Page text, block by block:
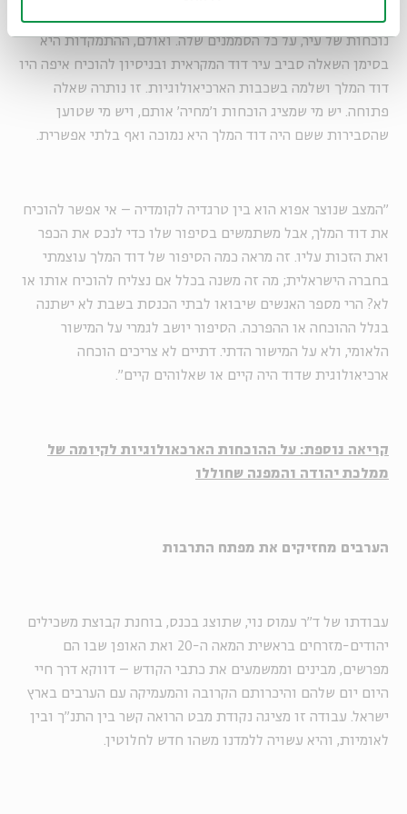
שנקרא חניון גבעתי. אין ספק שיש שם שרידים שמעידים על
נוכחות של עיר, על כל הסממנים שלה. ואולם, ההתמקדות היא
בסימן השאלה סביב עיר דוד המקראית ובניסיון להוכיח איפה היו
דוד המלך ושלמה בשכבות הארכיאולוגיות. זו נותרה שאלה
פתוחה. יש מי שמציג הוכחות ו׳מחיה׳ אותם, ויש מי שטוען
שהסבירות ששם היה דוד המלך היא נמוכה ואף בלתי אפשרית.
"המצב שנוצר אפוא הוא בין טרגדיה לקומדיה – אי אפשר להוכיח
את דוד המלך, אבל משתמשים בסיפור שלו כדי לנכס את הכפר
ואת הזכות עליו. זה מראה כמה הסיפור של דוד המלך עוצמתי
בחברה הישראלית; מה זה משנה בכלל אם נצליח להוכיח אותו או
לא? הרי מספר האנשים שיבואו לבתי הכנסת בשבת לא ישתנה
בגלל ההוכחה או ההפרכה. הסיפור יושב לגמרי על המישור
הלאומי, ולא על המישור הדתי. דתיים לא צריכים הוכחה
ארכיאולוגית שדוד היה קיים או שאלוהים קיים״.
קריאה נוספת: על ההוכחות הארכאולוגיות לקיומה של
ממלכת יהודה והמפנה שחוללו
הערבים מחזיקים את מפתח התרבות
עבודתו של ד״ר עמוס נוי, שתוצג בכנס, בוחנת קבוצת משכילים
יהודים-מזרחים בראשית המאה ה-20 ואת האופן שבו הם
מפרשים, מבינים וממשמעים את כתבי הקודש – דווקא דרך חיי
היום יום שלהם והיכרותם הקרובה והמעמיקה עם הערבים בארץ
ישראל. עבודה זו מציגה נקודת מבט הרואה קשר בין התנ״ך ובין
לאומיות, והיא עשויה ללמדנו משהו חדש לחלוטין.